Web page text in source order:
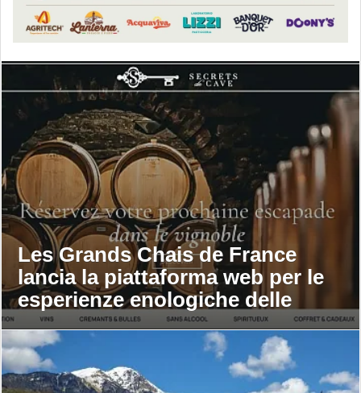
Les Grands Chais de France
lancia la piattaforma web per le
esperienze enologiche delle
maison